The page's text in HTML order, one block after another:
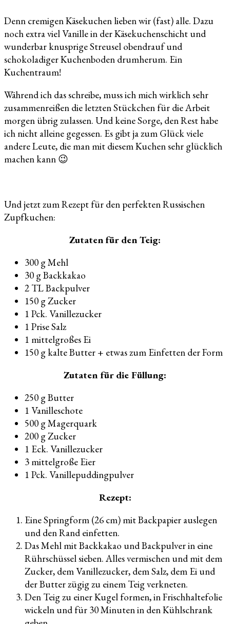
Denn cremigen Käsekuchen lieben wir (fast) alle. Dazu
noch extra viel Vanille in der Käsekuchenschicht und
wunderbar knusprige Streusel obendrauf und
schokoladiger Kuchenboden drumherum. Ein
Kuchentraum!
Während ich das schreibe, muss ich mich wirklich sehr
zusammenreißen die letzten Stückchen für die Arbeit
morgen übrig zulassen. Und keine Sorge, den Rest habe
ich nicht alleine gegessen. Es gibt ja zum Glück viele
andere Leute, die man mit diesem Kuchen sehr glücklich
machen kann 😉
Und jetzt zum Rezept für den perfekten Russischen
Zupfkuchen:
Zutatenfür den Teig:
300 g Mehl
30 g Backkakao
2 TL Backpulver
150 g Zucker
1 Pck. Vanillezucker
1 Prise Salz
1 mittelgroßes Ei
150 g kalte Butter + etwas zum Einfetten der Form
Zutaten für die Füllung:
250 g Butter
1 Vanilleschote
500 g Magerquark
200 g Zucker
1 Eck. Vanillezucker
3 mittelgroße Eier
1 Pck. Vanillepuddingpulver
Rezept:
Eine Springform (26 cm) mit Backpapier auslegen
und den Rand einfetten.
Das Mehl mit Backkakao und Backpulver in eine
Rührschüssel sieben. Alles vermischen und mit dem
Zucker, dem Vanillezucker, dem Salz, dem Ei und
der Butter zügig zu einem Teig verkneten.
Den Teig zu einer Kugel formen, in Frischhaltefolie
wickeln und für 30 Minuten in den Kühlschrank